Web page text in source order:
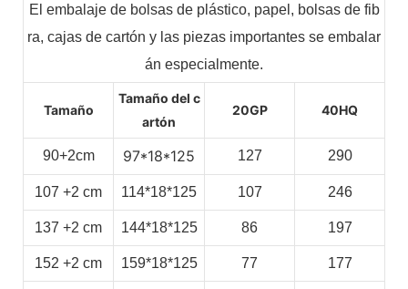
El embalaje de bolsas de plástico, papel, bolsas de fib
ra, cajas de cartón y las piezas importantes se embalar
án especialmente.
Tamaño
Tamaño del c
artón
20GP 40HQ
90+2cm 97*18*125 127 290
107 +2 cm 114*18*125 107 246
137 +2 cm 144*18*125 86 197
152 +2 cm 159*18*125 77 177